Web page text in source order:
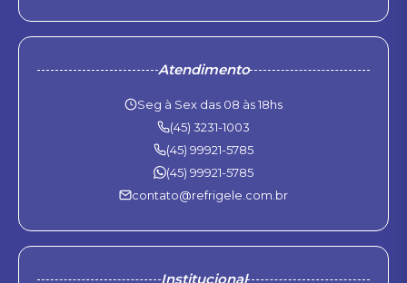
Atendimento
Seg à Sex das 08 às 18hs
(45) 3231-1003
(45) 99921-5785
(45) 99921-5785
contato@refrigele.com.br
Institucional